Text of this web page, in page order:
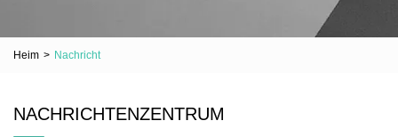
Heim > Nachricht
NACHRICHTENZENTRUM